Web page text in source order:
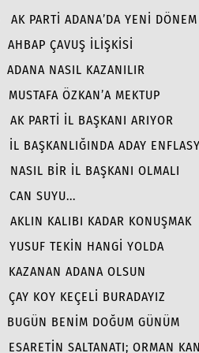
AK PARTİ ADANA’DA YENİ DÖNEM
AHBAP ÇAVUŞ İLİŞKİSİ
ADANA NASIL KAZANILIR
MUSTAFA ÖZKAN’A MEKTUP
AK PARTİ İL BAŞKANI ARIYOR
İL BAŞKANLIĞINDA ADAY
NASIL BİR İL BAŞKANI OLMALI
CAN SUYU...
AKLIN KALIBI KADAR KONUŞMAK
YUSUF TEKİN HANGİ YOLDA
KAZANAN ADANA OLSUN
ÇAY KOY KEÇELİ BURADAYIZ
BUGÜN BENİM DOĞUM GÜNÜM
ESARETİN SALTANATI; ORMAN